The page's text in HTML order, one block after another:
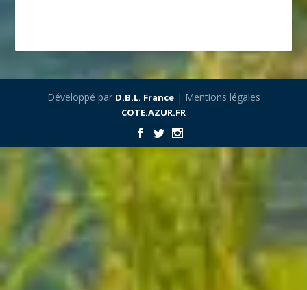
Développé par D.B.L. France| Mentions légales
COTE.AZUR.FR